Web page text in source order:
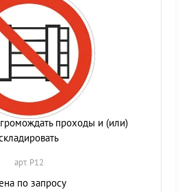
проходы и (или)
арт. P12
по запросу